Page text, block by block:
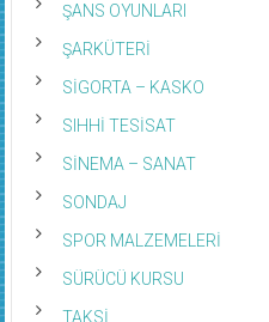
ŞANS OYUNLARI
ŞARKÜTERİ
SİGORTA – KASKO
SIHHİ TESİSAT
SİNEMA – SANAT
SONDAJ
SPOR MALZEMELERİ
SÜRÜCÜ KURSU
TAKSİ